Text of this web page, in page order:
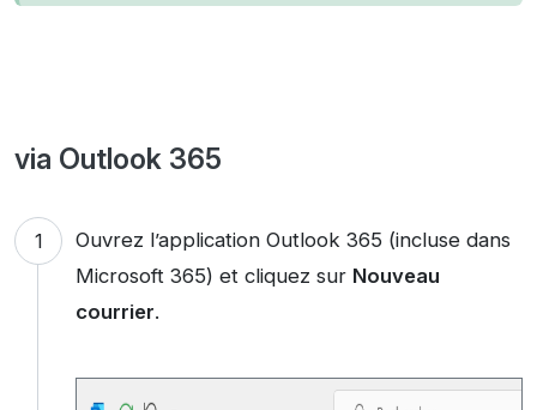
via Outlook 365
Ouvrez l’application Outlook 365 (incluse dans
Microsoft 365) et cliquez sur Nouveau
courrier.